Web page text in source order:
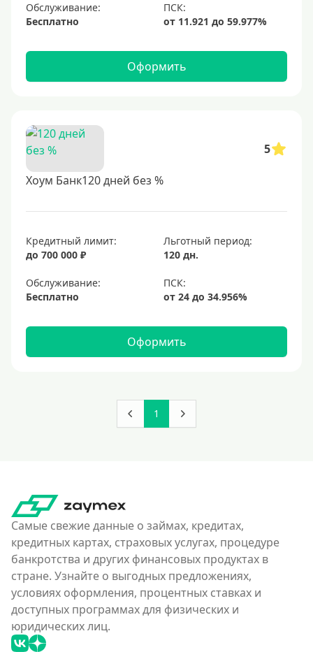
Обслуживание:
Бесплатно
Оформить
5
Хоум Банк120 дней без %
Кредитный лимит:
до 700 000 ₽
Льготный период:
120 дн.
Обслуживание:
Бесплатно
Оформить
1
Самые свежие данные о займах, кредитах,
кредитных картах, страховых услугах, процедуре
банкротства и других финансовых продуктах в
стране. Узнайте о выгодных предложениях,
условиях оформления, процентных ставках и
доступных программах для физических и
юридических лиц.